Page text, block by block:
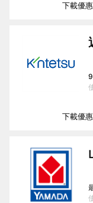
下載優惠
下載優惠